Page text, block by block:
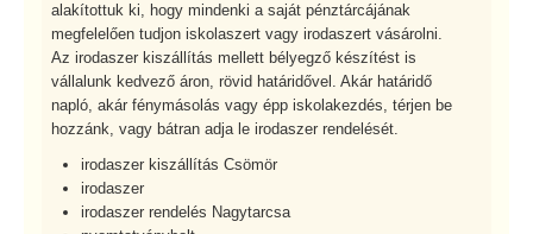
alakítottuk ki, hogy mindenki a saját pénztárcájának
megfelelően tudjon iskolaszert vagy irodaszert vásárolni.
Az irodaszer kiszállítás mellett bélyegző készítést is
vállalunk kedvező áron, rövid határidővel. Akár határidő
napló, akár fénymásolás vagy épp iskolakezdés, térjen be
hozzánk, vagy bátran adja le irodaszer rendelését.
irodaszer kiszállítás Csömör
irodaszer
irodaszer rendelés Nagytarcsa